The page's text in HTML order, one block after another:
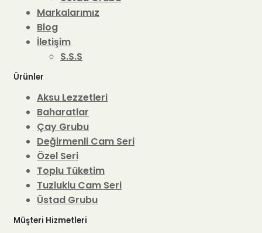
Markalarımız
Blog
İletişim
S.S.S
Ürünler
Aksu Lezzetleri
Baharatlar
Çay Grubu
Değirmenli Cam Seri
Özel Seri
Toplu Tüketim
Tuzluklu Cam Seri
Üstad Grubu
Müşteri Hizmetleri